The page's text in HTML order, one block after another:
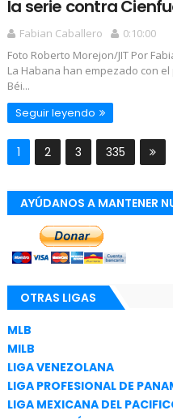
la serie contra
Fabian Caballero
0:10:00
Foto Roberto Morejon/JIT Por
La Habana han empezado con
Béi...
Seguir leyendo
1 2 3 335
AYÚDANOS A MANTENER
OTRAS LIGAS
MLB
MILB
LIGA VENEZOLANA
LIGA PROFESIONAL DE
LIGA MEXICANA DEL